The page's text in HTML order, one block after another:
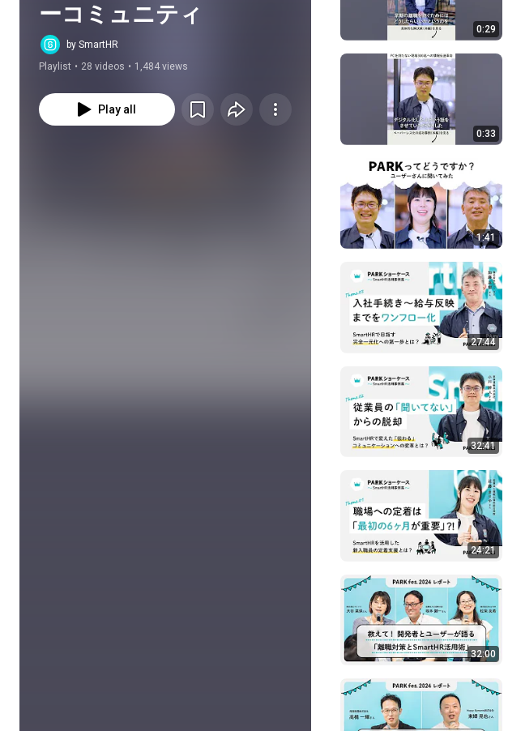
ーコミュニティ
by SmartHR
Playlist • 28 videos • 1,484 views
Play all
0:29
0:33
1:41
27:44
32:41
24:21
32:00